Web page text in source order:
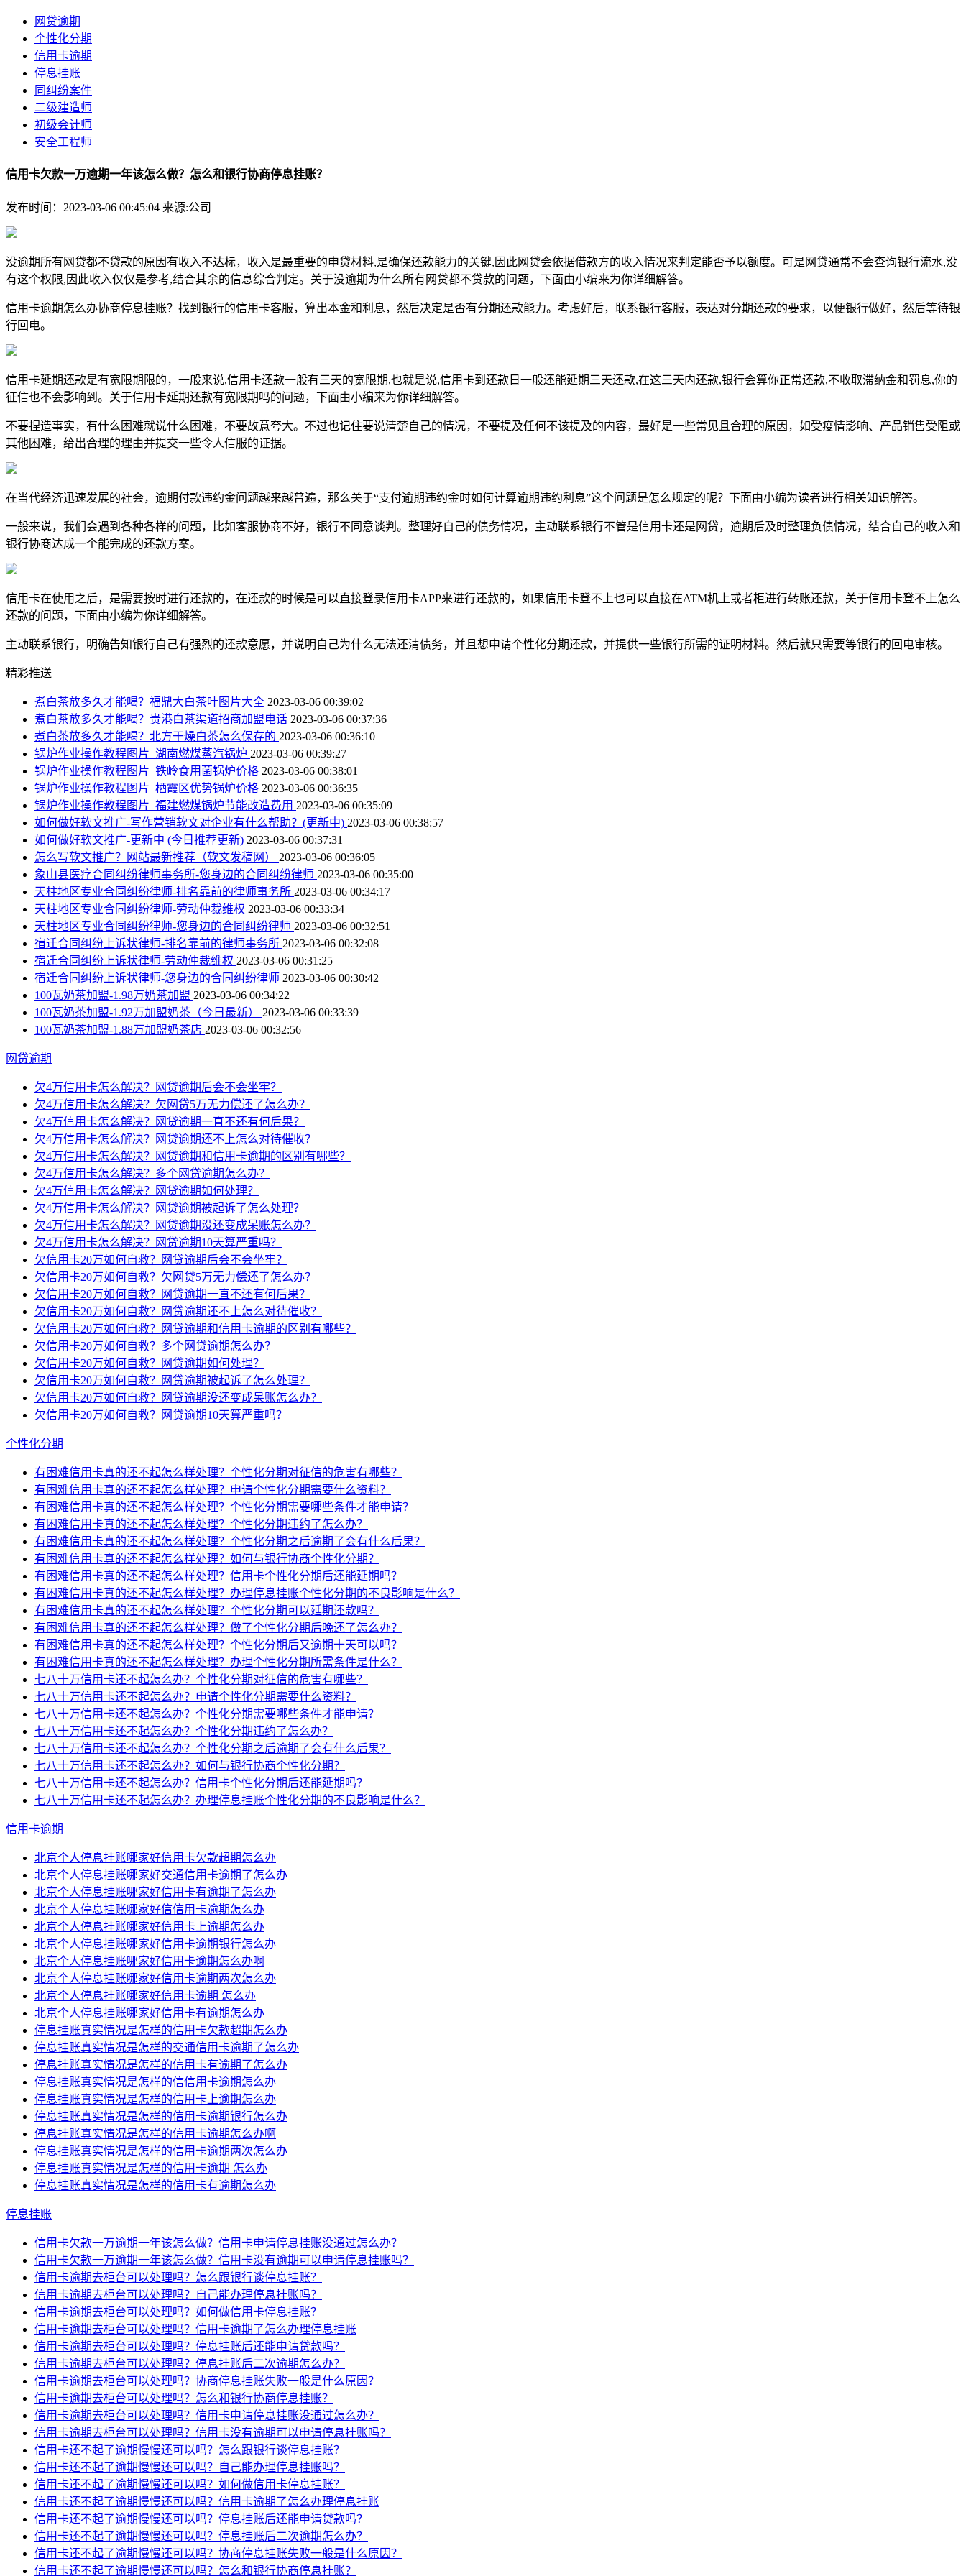
网贷逾期
个性化分期
信用卡逾期
停息挂账
同纠纷案件
二级建造师
初级会计师
安全工程师
信用卡欠款一万逾期一年该怎么做？怎么和银行协商停息挂账？
发布时间：2023-03-06 00:45:04 来源:公司
没逾期所有网贷都不贷款的原因有收入不达标，收入是最重要的申贷材料,是确保还款能力的关键,因此网贷会依据借款方的收入情况来判定能否予以额度。可是网贷通常不会查询银行流水,没
有这个权限,因此收入仅仅是参考,结合其余的信息综合判定。关于没逾期为什么所有网贷都不贷款的问题，下面由小编来为你详细解答。
信用卡逾期怎么办协商停息挂账？找到银行的信用卡客服，算出本金和利息，然后决定是否有分期还款能力。考虑好后，联系银行客服，表达对分期还款的要求，以便银行做好，然后等待银
行回电。
信用卡延期还款是有宽限期限的，一般来说,信用卡还款一般有三天的宽限期,也就是说,信用卡到还款日一般还能延期三天还款,在这三天内还款,银行会算你正常还款,不收取滞纳金和罚息,你的
征信也不会影响到。关于信用卡延期还款有宽限期吗的问题，下面由小编来为你详细解答。
不要捏造事实，有什么困难就说什么困难，不要故意夸大。不过也记住要说清楚自己的情况，不要提及任何不该提及的内容，最好是一些常见且合理的原因，如受疫情影响、产品销售受阻或
其他困难，给出合理的理由并提交一些令人信服的证据。
在当代经济迅速发展的社会，逾期付款违约金问题越来越普遍，那么关于“支付逾期违约金时如何计算逾期违约利息”这个问题是怎么规定的呢？下面由小编为读者进行相关知识解答。
一般来说，我们会遇到各种各样的问题，比如客服协商不好，银行不同意谈判。整理好自己的债务情况，主动联系银行不管是信用卡还是网贷，逾期后及时整理负债情况，结合自己的收入和
银行协商达成一个能完成的还款方案。
信用卡在使用之后，是需要按时进行还款的，在还款的时候是可以直接登录信用卡APP来进行还款的，如果信用卡登不上也可以直接在ATM机上或者柜进行转账还款，关于信用卡登不上怎么
还款的问题，下面由小编为你详细解答。
主动联系银行，明确告知银行自己有强烈的还款意愿，并说明自己为什么无法还清债务，并且想申请个性化分期还款，并提供一些银行所需的证明材料。然后就只需要等银行的回电审核。
精彩推送
煮白茶放多久才能喝？福鼎大白茶叶图片大全 2023-03-06 00:39:02
煮白茶放多久才能喝？贵港白茶渠道招商加盟电话 2023-03-06 00:37:36
煮白茶放多久才能喝？北方干燥白茶怎么保存的 2023-03-06 00:36:10
锅炉作业操作教程图片_湖南燃煤蒸汽锅炉 2023-03-06 00:39:27
锅炉作业操作教程图片_铁岭食用菌锅炉价格 2023-03-06 00:38:01
锅炉作业操作教程图片_栖霞区优势锅炉价格 2023-03-06 00:36:35
锅炉作业操作教程图片_福建燃煤锅炉节能改造费用 2023-03-06 00:35:09
如何做好软文推广-写作营销软文对企业有什么帮助？(更新中) 2023-03-06 00:38:57
如何做好软文推广-更新中 (今日推荐更新) 2023-03-06 00:37:31
怎么写软文推广？网站最新推荐（软文发稿网） 2023-03-06 00:36:05
象山县医疗合同纠纷律师事务所-您身边的合同纠纷律师 2023-03-06 00:35:00
天柱地区专业合同纠纷律师-排名靠前的律师事务所 2023-03-06 00:34:17
天柱地区专业合同纠纷律师-劳动仲裁维权 2023-03-06 00:33:34
天柱地区专业合同纠纷律师-您身边的合同纠纷律师 2023-03-06 00:32:51
宿迁合同纠纷上诉状律师-排名靠前的律师事务所 2023-03-06 00:32:08
宿迁合同纠纷上诉状律师-劳动仲裁维权 2023-03-06 00:31:25
宿迁合同纠纷上诉状律师-您身边的合同纠纷律师 2023-03-06 00:30:42
100瓦奶茶加盟-1.98万奶茶加盟 2023-03-06 00:34:22
100瓦奶茶加盟-1.92万加盟奶茶（今日最新） 2023-03-06 00:33:39
100瓦奶茶加盟-1.88万加盟奶茶店 2023-03-06 00:32:56
网贷逾期
欠4万信用卡怎么解决？网贷逾期后会不会坐牢？
欠4万信用卡怎么解决？欠网贷5万无力偿还了怎么办？
欠4万信用卡怎么解决？网贷逾期一直不还有何后果？
欠4万信用卡怎么解决？网贷逾期还不上怎么对待催收？
欠4万信用卡怎么解决？网贷逾期和信用卡逾期的区别有哪些？
欠4万信用卡怎么解决？多个网贷逾期怎么办？
欠4万信用卡怎么解决？网贷逾期如何处理？
欠4万信用卡怎么解决？网贷逾期被起诉了怎么处理？
欠4万信用卡怎么解决？网贷逾期没还变成呆账怎么办？
欠4万信用卡怎么解决？网贷逾期10天算严重吗？
欠信用卡20万如何自救？网贷逾期后会不会坐牢？
欠信用卡20万如何自救？欠网贷5万无力偿还了怎么办？
欠信用卡20万如何自救？网贷逾期一直不还有何后果？
欠信用卡20万如何自救？网贷逾期还不上怎么对待催收？
欠信用卡20万如何自救？网贷逾期和信用卡逾期的区别有哪些？
欠信用卡20万如何自救？多个网贷逾期怎么办？
欠信用卡20万如何自救？网贷逾期如何处理？
欠信用卡20万如何自救？网贷逾期被起诉了怎么处理？
欠信用卡20万如何自救？网贷逾期没还变成呆账怎么办？
欠信用卡20万如何自救？网贷逾期10天算严重吗？
个性化分期
有困难信用卡真的还不起怎么样处理？个性化分期对征信的危害有哪些？
有困难信用卡真的还不起怎么样处理？申请个性化分期需要什么资料？
有困难信用卡真的还不起怎么样处理？个性化分期需要哪些条件才能申请？
有困难信用卡真的还不起怎么样处理？个性化分期违约了怎么办？
有困难信用卡真的还不起怎么样处理？个性化分期之后逾期了会有什么后果？
有困难信用卡真的还不起怎么样处理？如何与银行协商个性化分期？
有困难信用卡真的还不起怎么样处理？信用卡个性化分期后还能延期吗？
有困难信用卡真的还不起怎么样处理？办理停息挂账个性化分期的不良影响是什么？
有困难信用卡真的还不起怎么样处理？个性化分期可以延期还款吗？
有困难信用卡真的还不起怎么样处理？做了个性化分期后晚还了怎么办？
有困难信用卡真的还不起怎么样处理？个性化分期后又逾期十天可以吗？
有困难信用卡真的还不起怎么样处理？办理个性化分期所需条件是什么？
七八十万信用卡还不起怎么办？个性化分期对征信的危害有哪些？
七八十万信用卡还不起怎么办？申请个性化分期需要什么资料？
七八十万信用卡还不起怎么办？个性化分期需要哪些条件才能申请？
七八十万信用卡还不起怎么办？个性化分期违约了怎么办？
七八十万信用卡还不起怎么办？个性化分期之后逾期了会有什么后果？
七八十万信用卡还不起怎么办？如何与银行协商个性化分期？
七八十万信用卡还不起怎么办？信用卡个性化分期后还能延期吗？
七八十万信用卡还不起怎么办？办理停息挂账个性化分期的不良影响是什么？
信用卡逾期
北京个人停息挂账哪家好信用卡欠款超期怎么办
北京个人停息挂账哪家好交通信用卡逾期了怎么办
北京个人停息挂账哪家好信用卡有逾期了怎么办
北京个人停息挂账哪家好信信用卡逾期怎么办
北京个人停息挂账哪家好信用卡上逾期怎么办
北京个人停息挂账哪家好信用卡逾期银行怎么办
北京个人停息挂账哪家好信用卡逾期怎么办啊
北京个人停息挂账哪家好信用卡逾期两次怎么办
北京个人停息挂账哪家好信用卡逾期 怎么办
北京个人停息挂账哪家好信用卡有逾期怎么办
停息挂账真实情况是怎样的信用卡欠款超期怎么办
停息挂账真实情况是怎样的交通信用卡逾期了怎么办
停息挂账真实情况是怎样的信用卡有逾期了怎么办
停息挂账真实情况是怎样的信信用卡逾期怎么办
停息挂账真实情况是怎样的信用卡上逾期怎么办
停息挂账真实情况是怎样的信用卡逾期银行怎么办
停息挂账真实情况是怎样的信用卡逾期怎么办啊
停息挂账真实情况是怎样的信用卡逾期两次怎么办
停息挂账真实情况是怎样的信用卡逾期 怎么办
停息挂账真实情况是怎样的信用卡有逾期怎么办
停息挂账
信用卡欠款一万逾期一年该怎么做？信用卡申请停息挂账没通过怎么办？
信用卡欠款一万逾期一年该怎么做？信用卡没有逾期可以申请停息挂账吗？
信用卡逾期去柜台可以处理吗？怎么跟银行谈停息挂账？
信用卡逾期去柜台可以处理吗？自己能办理停息挂账吗？
信用卡逾期去柜台可以处理吗？如何做信用卡停息挂账？
信用卡逾期去柜台可以处理吗？信用卡逾期了怎么办理停息挂账
信用卡逾期去柜台可以处理吗？停息挂账后还能申请贷款吗？
信用卡逾期去柜台可以处理吗？停息挂账后二次逾期怎么办？
信用卡逾期去柜台可以处理吗？协商停息挂账失败一般是什么原因？
信用卡逾期去柜台可以处理吗？怎么和银行协商停息挂账？
信用卡逾期去柜台可以处理吗？信用卡申请停息挂账没通过怎么办？
信用卡逾期去柜台可以处理吗？信用卡没有逾期可以申请停息挂账吗？
信用卡还不起了逾期慢慢还可以吗？怎么跟银行谈停息挂账？
信用卡还不起了逾期慢慢还可以吗？自己能办理停息挂账吗？
信用卡还不起了逾期慢慢还可以吗？如何做信用卡停息挂账？
信用卡还不起了逾期慢慢还可以吗？信用卡逾期了怎么办理停息挂账
信用卡还不起了逾期慢慢还可以吗？停息挂账后还能申请贷款吗？
信用卡还不起了逾期慢慢还可以吗？停息挂账后二次逾期怎么办？
信用卡还不起了逾期慢慢还可以吗？协商停息挂账失败一般是什么原因？
信用卡还不起了逾期慢慢还可以吗？怎么和银行协商停息挂账？